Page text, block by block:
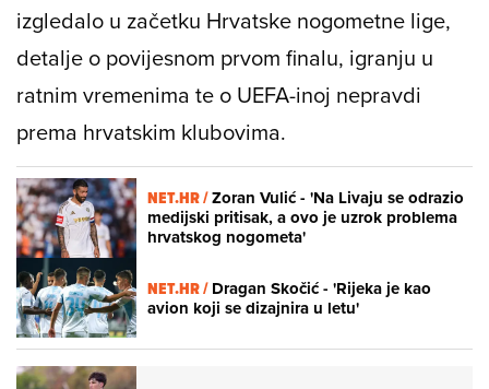
izgledalo u začetku Hrvatske nogometne lige,
detalje o povijesnom prvom finalu, igranju u
ratnim vremenima te o UEFA-inoj nepravdi
prema hrvatskim klubovima.
NET.HR /Zoran Vulić - 'Na Livaju se odrazio
medijski pritisak, a ovo je uzrok problema
hrvatskog nogometa'
NET.HR /Dragan Skočić - 'Rijeka je kao
avion koji se dizajnira u letu'